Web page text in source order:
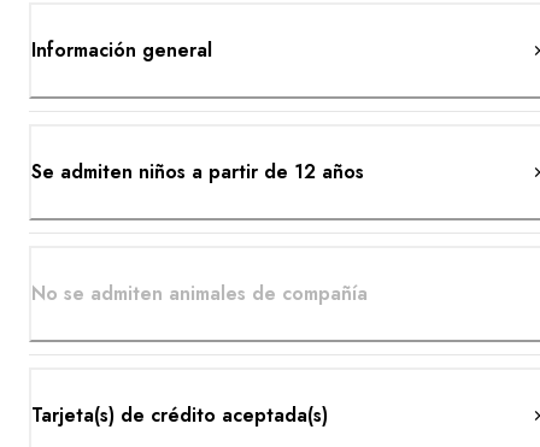
Información general
Se admiten niños a partir de 12 años
No se admiten animales de compañía
Tarjeta(s) de crédito aceptada(s)